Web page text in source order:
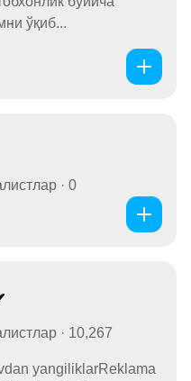
ўқиб...
· 0
· 10,267
yangiliklarReklama